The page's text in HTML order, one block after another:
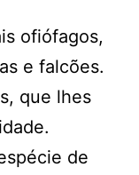
ofiófagos,
e falcões.
que lhes
de